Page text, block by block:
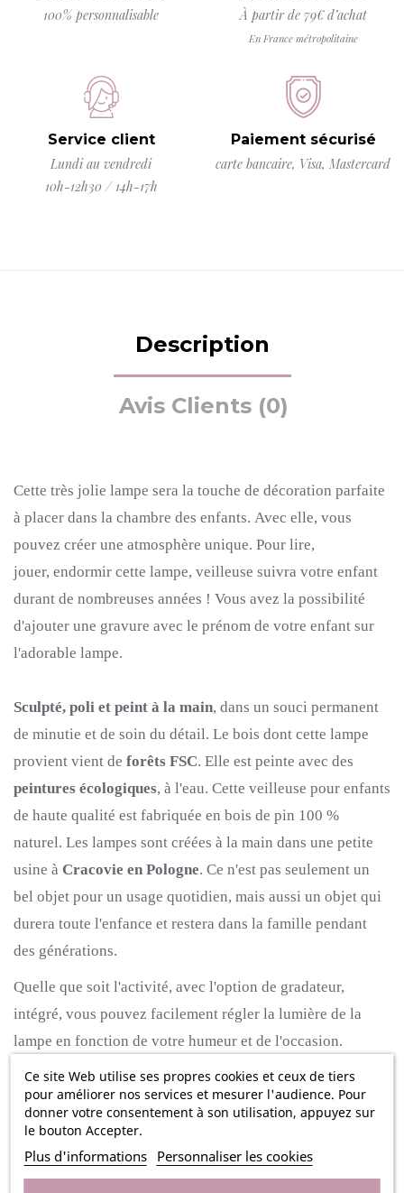
Ce site Web utilise ses propres cookies et ceux de tiers
pour améliorer nos services et mesurer l'audience. Pour
donner votre consentement à son utilisation, appuyez sur
le bouton Accepter.
Plus d'informations Personnaliser les cookies
100% personnalisable
À partir de 79€ d’achat
En France métropolitaine
Service client
Lundi au vendredi
10h-12h30 / 14h-17h
Paiement sécurisé
carte bancaire, Visa, Mastercard
Description
Avis Clients (0)
Cette très jolie lampe sera la touche de décoration parfaite
à placer dans la chambre des enfants. Avec elle, vous
pouvez créer une atmosphère unique. Pour lire,
jouer, endormir cette lampe, veilleuse suivra votre enfant
durant de nombreuses années ! Vous avez la possibilité
d'ajouter une gravure avec le prénom de votre enfant sur
l'adorable lampe.
Sculpté, poli et peint à la main, dans un souci permanent
de minutie et de soin du détail. Le bois dont cette lampe
provient vient de forêts FSC. Elle est peinte avec des
peintures écologiques, à l'eau. Cette veilleuse pour enfants
de haute qualité est fabriquée en bois de pin 100 %
naturel. Les lampes sont créées à la main dans une petite
usine à Cracovie en Pologne. Ce n'est pas seulement un
bel objet pour un usage quotidien, mais aussi un objet qui
durera toute l'enfance et restera dans la famille pendant
des générations.
Quelle que soit l'activité, avec l'option de gradateur,
intégré, vous pouvez facilement régler la lumière de la
lampe en fonction de votre humeur et de l'occasion.
Le mode le plus lumineux de la lampe est suffisant lorsque
vous voulez lire pendant l'heure du coucher et lorsqu'il est
atténué, la lumière de la lampe est suffisamment douce
pour que la veilleuse reste allumée toute la nuit.
technologie LED, votre enfant peut dormir en toute